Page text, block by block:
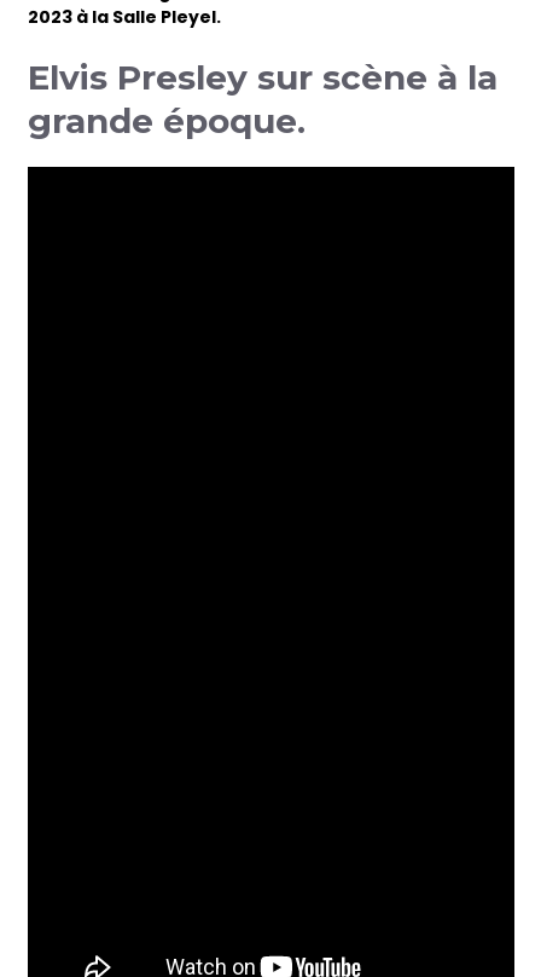
2023 à la Salle Pleyel.
Elvis Presley sur scène à la
grande époque.